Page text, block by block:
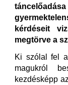
kérdéseit
megtörve a
Ki szólal fel
magukról
kezdésképp